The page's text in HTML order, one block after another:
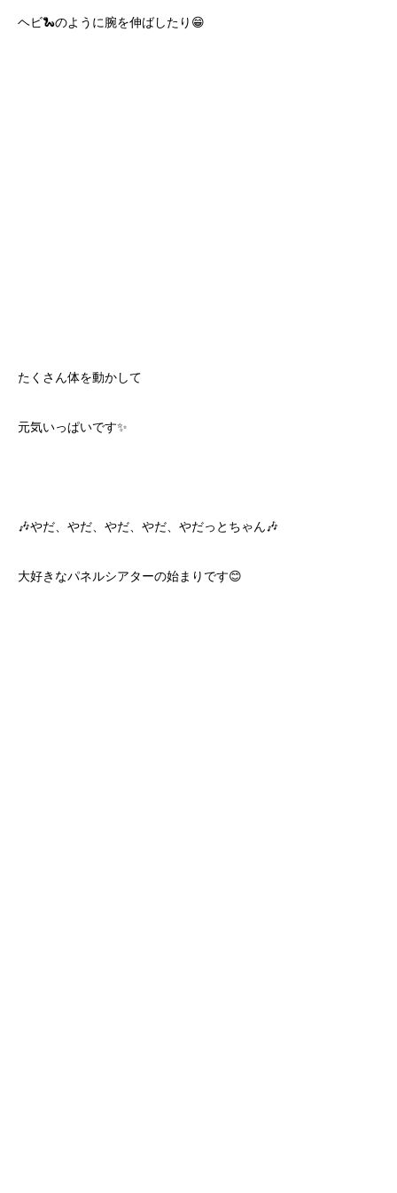
ヘビ🐍のように腕を伸ばしたり😁
たくさん体を動かして
元気いっぱいです✨
🎶やだ、やだ、やだ、やだ、やだっとちゃん🎶
大好きなパネルシアターの始まりです😊